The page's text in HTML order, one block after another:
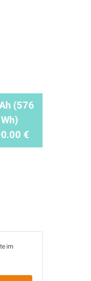
(576
Wh)
€
im